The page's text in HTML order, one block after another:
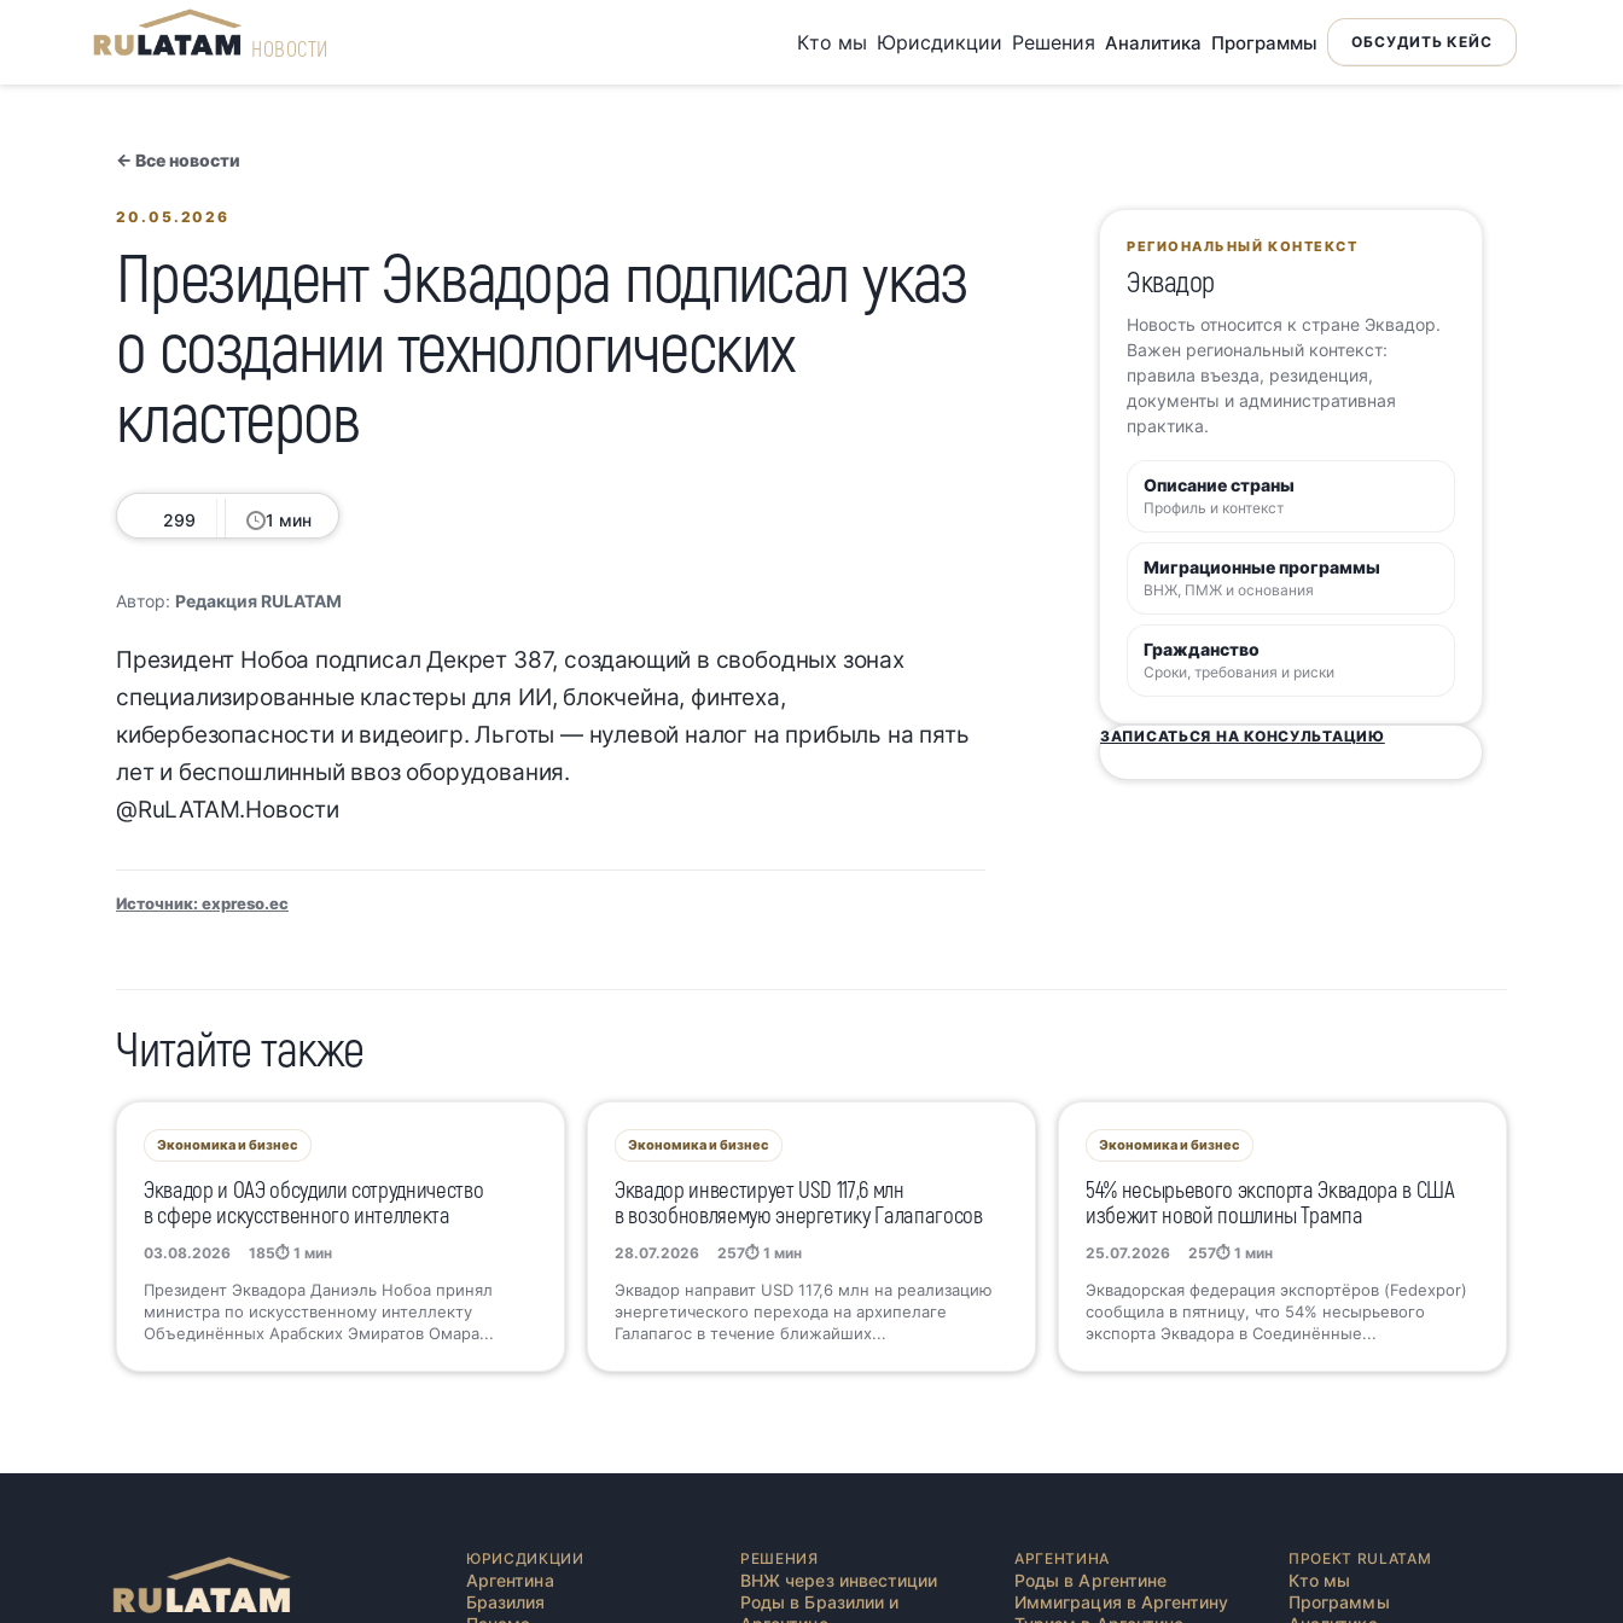
НОВОСТИ Кто мы Юрисдикции Решения Аналитика Программы ОБСУДИТЬ КЕЙС
← Все новости
20.05.2026
Президент Эквадора подписал указ
о создании технологических
кластеров
299 1 мин
Автор: Редакция RULATAM
Президент Нобоа подписал Декрет 387, создающий в свободных зонах
специализированные кластеры для ИИ, блокчейна, финтеха,
кибербезопасности и видеоигр. Льготы — нулевой налог на прибыль на пять
лет и беспошлинный ввоз оборудования.
@RuLATAM.Новости
Источник: expreso.ec
РЕГИОНАЛЬНЫЙ КОНТЕКСТ
Эквадор
Новость относится к стране Эквадор.
Важен региональный контекст:
правила въезда, резиденция,
документы и административная
практика.
Описание страны
Профиль и контекст
Миграционные программы
ВНЖ, ПМЖ и основания
Гражданство
Сроки, требования и риски
ЗАПИСАТЬСЯ НА КОНСУЛЬТАЦИЮ
Читайте также
Экономика и бизнес
Эквадор и ОАЭ обсудили сотрудничество
в сфере искусственного интеллекта
03.08.2026 185⏱ 1 мин
Президент Эквадора Даниэль Нобоа принял
министра по искусственному интеллекту
Объединённых Арабских Эмиратов Омара...
Экономика и бизнес
Эквадор инвестирует USD 117,6 млн
в возобновляемую энергетику Галапагосов
28.07.2026 257⏱ 1 мин
Эквадор направит USD 117,6 млн на реализацию
энергетического перехода на архипелаге
Галапагос в течение ближайших...
Экономика и бизнес
54% несырьевого экспорта Эквадора в США
избежит новой пошлины Трампа
25.07.2026 257⏱ 1 мин
Эквадорская федерация экспортёров (Fedexpor)
сообщила в пятницу, что 54% несырьевого
экспорта Эквадора в Соединённые...
ЮРИСДИКЦИИ
Аргентина
Бразилия
РЕШЕНИЯ
ВНЖ через инвестиции
Роды в Бразилии и
АРГЕНТИНА
Роды в Аргентине
Иммиграция в Аргентину
ПРОЕКТ RULATAM
Кто мы
Программы